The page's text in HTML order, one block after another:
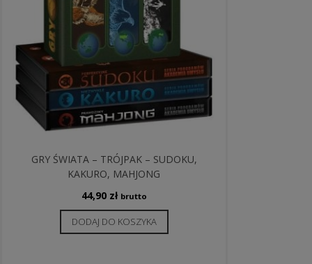
GRY ŚWIATA – TRÓJPAK – SUDOKU,
KAKURO, MAHJONG
44,90 zł brutto
DODAJ DO KOSZYKA